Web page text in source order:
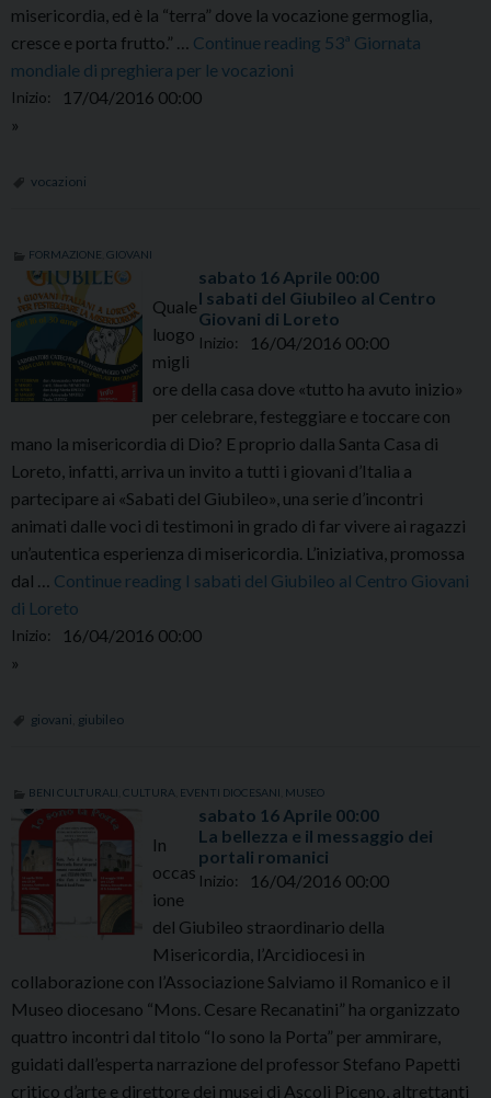
misericordia, ed è la “terra” dove la vocazione germoglia,
cresce e porta frutto.” … Continue reading domenica
53ª Giornata
mondiale di preghiera per le vocazioni
Inizio:
17/04/2016 00:00
»
vocazioni
FORMAZIONE GIOVANI
sabato 16 Aprile 00:00
I sabati del Giubileo al Centro
Giovani di Loreto
Inizio: 16/04/2016 00:00
Quale
luogo
migli
ore della casa dove «tutto ha avuto inizio»
per celebrare, festeggiare e toccare con
mano la misericordia di Dio? E proprio dalla Santa Casa di
Loreto, infatti, arriva un invito a tutti i giovani d’Italia a
partecipare ai «Sabati del Giubileo», una serie d’incontri
animati dalle voci di testimoni in grado di far vivere ai ragazzi
un’autentica esperienza di misericordia. L’iniziativa, promossa
dal … Continue reading sabato
Aprile
I sabati del Giubileo al Centro Giovani
di Loreto
Inizio:
16/04/2016 00:00
»
giovani giubileo
BENI CULTURALI CULTURA EVENTI DIOCESANI MUSEO
sabato 16 Aprile 00:00
La bellezza e il messaggio dei
portali romanici
Inizio: 16/04/2016 00:00
In
occas
ione
del Giubileo straordinario della
Misericordia, l’Arcidiocesi in
collaborazione con l’Associazione Salviamo il Romanico e il
Museo diocesano “Mons. Cesare Recanatini” ha organizzato
quattro incontri dal titolo “Io sono la Porta” per ammirare,
guidati dall’esperta narrazione del professor Stefano Papetti
critico d’arte e direttore dei musei di Ascoli Piceno, altrettanti